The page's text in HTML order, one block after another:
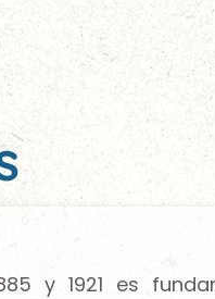
y 1921 es